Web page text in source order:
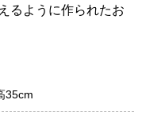
るように作られたお
35cm